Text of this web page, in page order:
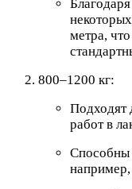
метра,
800–1200 кг:
Подходят
работ в
Способны
например,